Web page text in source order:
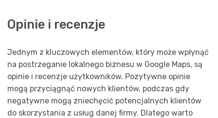
Opinie i recenzje
Jednym z kluczowych elementów, który może wpłynąć
na postrzeganie lokalnego biznesu w Google Maps, są
opinie i recenzje użytkowników. Pozytywne opinie
mogą przyciągnąć nowych klientów, podczas gdy
negatywne mogą zniechęcić potencjalnych klientów
do skorzystania z usług danej firmy. Dlatego warto